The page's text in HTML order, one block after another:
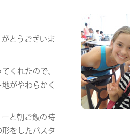
とうございま
くれたので、
がやわらかく
と朝ご飯の時
をしたパスタ